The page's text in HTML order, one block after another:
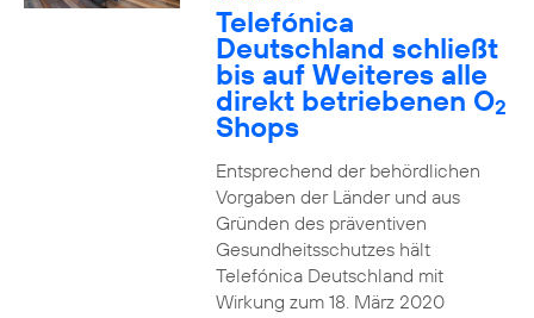
Telefónica
Deutschland schließt
bis auf Weiteres alle
direkt betriebenen O2
Shops
Entsprechend der behördlichen
Vorgaben der Länder und aus
Gründen des präventiven
Gesundheitsschutzes hält
Telefónica Deutschland mit
Wirkung zum 18. März 2020